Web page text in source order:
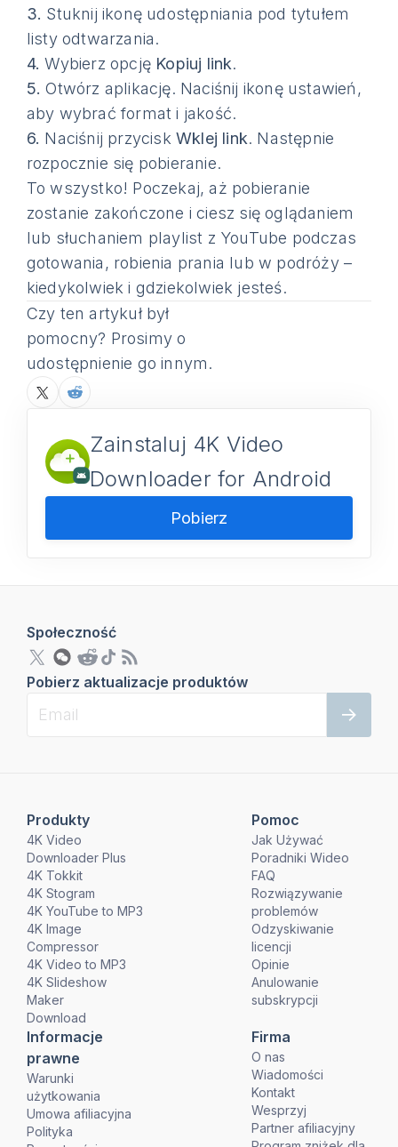
3. Stuknij ikonę udostępniania pod tytułem
listy odtwarzania.
4. Wybierz opcję Kopiuj link.
5. Otwórz aplikację. Naciśnij ikonę ustawień,
aby wybrać format i jakość.
6. Naciśnij przyciskWklej link. Następnie
rozpocznie się pobieranie.
To wszystko! Poczekaj, aż pobieranie
zostanie zakończone i ciesz się oglądaniem
lub słuchaniem playlist z YouTube podczas
gotowania, robienia prania lub w podróży –
kiedykolwiek i gdziekolwiek jesteś.
Czy ten artykuł był
pomocny? Prosimy o
udostępnienie go innym.
Zainstaluj 4K Video
Downloader for Android
Pobierz
Produkty
4K Video
Downloader Plus
4K Tokkit
4K Stogram
4K YouTube to MP3
4K Image
Compressor
4K Video to MP3
4K Slideshow
Maker
Download
Pomoc
Jak Używać
Poradniki Wideo
FAQ
Rozwiązywanie
problemów
Odzyskiwanie
licencji
Opinie
Anulowanie
subskrypcji
Informacje
prawne
Warunki
użytkowania
Umowa afiliacyjna
Polityka
Firma
O nas
Wiadomości
Kontakt
Wesprzyj
Partner afiliacyjny
Społeczność
Pobierz aktualizacje produktów